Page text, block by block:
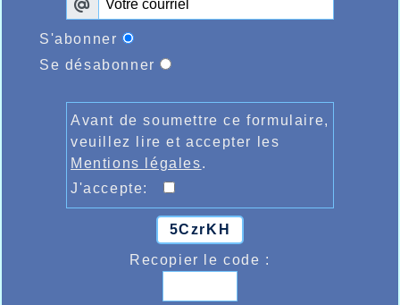
S'abonner
Se désabonner
Avant de soumettre ce formulaire,
veuillez lire et accepter les
Mentions légales.
J'accepte:
5CzrKH
Recopier le code :